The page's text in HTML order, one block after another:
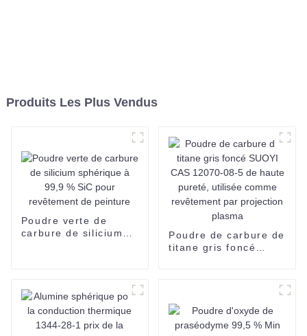
Produits Les Plus Vendus
Poudre verte de
carbure de silicium
Poudre de carbure de
titane gris foncé
projection plasma